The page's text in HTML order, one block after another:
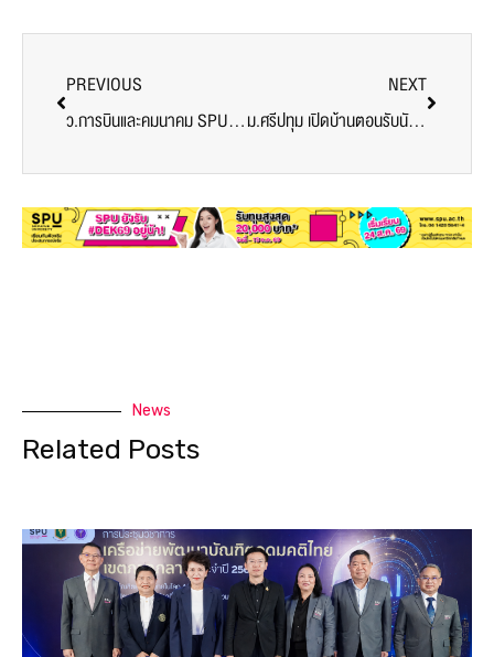
PREVIOUS
ว.การบินและคมนาคม SPU เปิดบ้าน 2024 ต้อนรับน้องๆด้วยพลังแห่งรัก กับฟรีคอนเสิร์ต “แสตมป์” อภิวัชร์ เอื้อถาวรสุข
NEXT
ม.ศรีปทุม เปิดบ้านตอนรับนักศึกษาใหม่ทุนตัวจริง SPU’67 เข้ารับการปฐมนิเทศฯ คึกคัก!
News
Related Posts